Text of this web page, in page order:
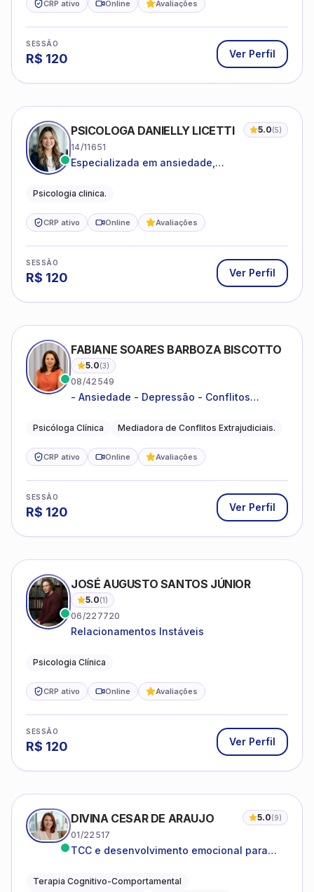
CRP ativo Online Avaliações
SESSÃO
R$ 120 Ver Perfil
PSICOLOGA DANIELLY LICETTI 5.0(5)
14/11651
Especializada em ansiedade,
Psicologia clinica.
CRP ativo Online Avaliações
SESSÃO
R$ 120 Ver Perfil
FABIANE SOARES BARBOZA BISCOTTO
5.0(3)
08/42549
- Ansiedade - Depressão - Conflitos
relacionamentos - Autoestima -
Psicóloga Clínica Mediadora de Conflitos Extrajudiciais.
CRP ativo Online Avaliações
SESSÃO
R$ 120 Ver Perfil
JOSÉ AUGUSTO SANTOS JÚNIOR
5.0(1)
06/227720
Relacionamentos Instáveis
Psicologia Clínica
CRP ativo Online Avaliações
SESSÃO
R$ 120 Ver Perfil
DIVINA CESAR DE ARAUJO 5.0(9)
01/22517
TCC e desenvolvimento emocional para
Terapia Cognitivo-Comportamental